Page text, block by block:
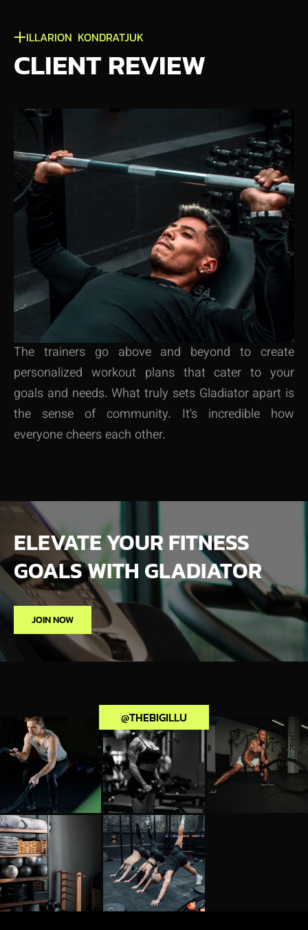
ILLARION KONDRATJUK
CLIENT REVIEW
The trainers go above and beyond to create
personalized workout plans that cater to your
goals and needs. What truly sets Gladiator apart is
the sense of community. It's incredible how
everyone cheers each other.
ELEVATE YOUR FITNESS
GOALS WITH GLADIATOR
JOIN NOW
@THEBIGILLU